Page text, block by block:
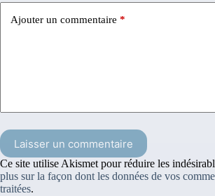
Ajouter un commentaire *
Laisser un commentaire
Ce site utilise Akismet pour réduire les
plus sur la façon dont les données de vos
traitées.